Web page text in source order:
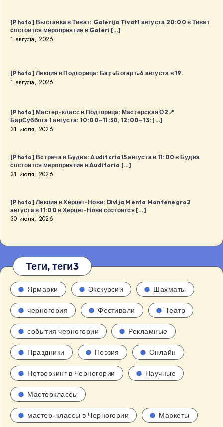
в
Будва
[…]
[Photo] Выставка в Тиват: Galerija Tivat1 августа 20:00 в Тиват
состоится мероприятие в Galeri […]
1 августа, 2026
[Photo] Лекция в Подгорица: Бар «Богарт»6 августа в 19.
1 августа, 2026
[Photo] Мастер-класс в Подгорица: Мастерская О2📍
БарСуббота 1 августа: 10:00–11:30, 12:00–13: […]
31 июля, 2026
[Photo] Встреча в Будва: Auditoria15 августа в 11:00 в Будва
состоится мероприятие в Auditoria […]
31 июля, 2026
[Photo] Лекция в Херцег-Нови: Divlja Menta Montenegro2
августа в 11:00 в Херцег-Нови состоится […]
30 июля, 2026
Теги, теги3
Ярмарки Экскурсии Шахматы
черногория Фестивали Театр
события черногории Рекламные
Праздники Поэзия Онлайн
Нетворкинг в Черногории Научные
Мастерклассы
мастер-классы в Черногории Маркеты